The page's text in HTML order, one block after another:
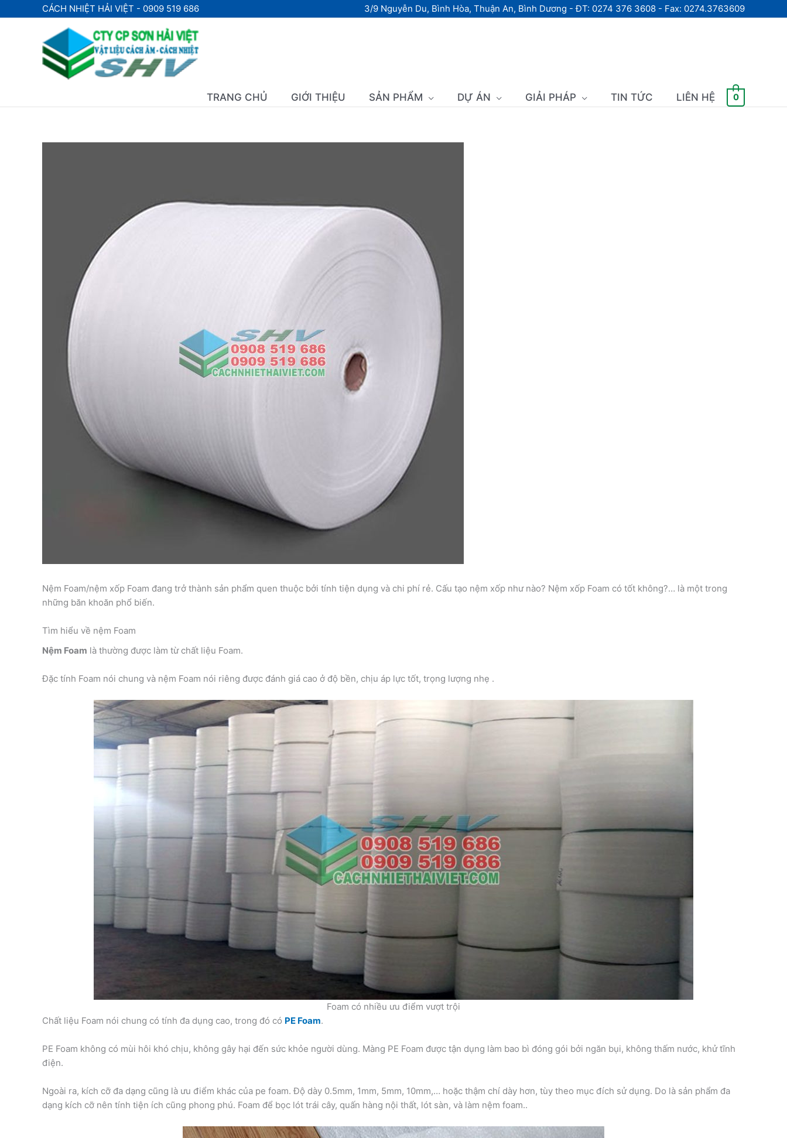
tới
CÁCH NHIỆT HẢI VIỆT - 0909 519 686 3/9 Nguyễn Du, Bình Hòa, Thuận An, Bình Dương - ĐT: 0274 376 3608 - Fax: 0274.3763609
TRANG CHỦ GIỚI THIỆU SẢN PHẨM DỰ ÁN GIẢI PHÁP TIN TỨC LIÊN HỆ 0
Nệm Foam/nệm xốp Foam đang trở thành sản phẩm quen thuộc bởi tính tiện dụng và chi phí rẻ. Cấu tạo nệm xốp như nào? Nệm xốp Foam có tốt không?… là một trong
những băn khoăn phổ biến.
Tìm hiểu về nệm Foam
Nệm Foam là thường được làm từ chất liệu Foam.
Đặc tính Foam nói chung và nệm Foam nói riêng được đánh giá cao ở độ bền, chịu áp lực tốt, trọng lượng nhẹ .
Foam có nhiều ưu điểm vượt trội
Chất liệu Foam nói chung có tính đa dụng cao, trong đó có PE Foam.
PE Foam không có mùi hôi khó chịu, không gây hại đến sức khỏe người dùng. Màng PE Foam được tận dụng làm bao bì đóng gói bởi ngăn bụi, không thấm nước, khử tĩnh
điện.
Ngoài ra, kích cỡ đa dạng cũng là ưu điểm khác của pe foam. Độ dày 0.5mm, 1mm, 5mm, 10mm,… hoặc thậm chí dày hơn, tùy theo mục đích sử dụng. Do là sản phẩm đa
dạng kích cỡ nên tính tiện ích cũng phong phú. Foam để bọc lót trái cây, quấn hàng nội thất, lót sàn, và làm nệm foam..